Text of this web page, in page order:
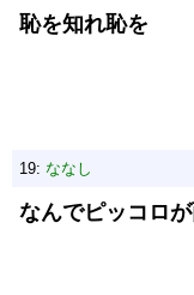
恥を知れ恥を
19: ななし
なんでピッコロ